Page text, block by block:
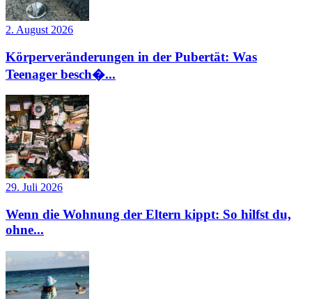
2. August 2026
Körperveränderungen in der Pubertät: Was
Teenager besch�...
29. Juli 2026
Wenn die Wohnung der Eltern kippt: So hilfst du,
ohne...